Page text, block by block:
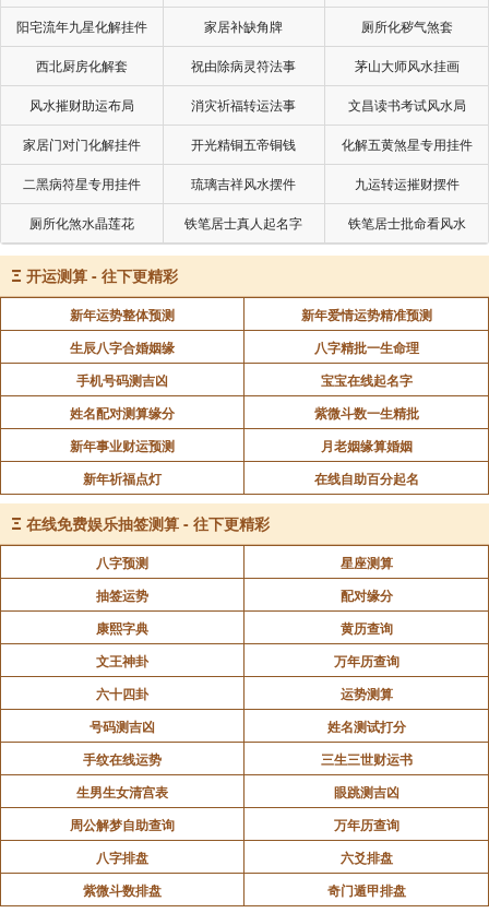
较具体、细致的答案，甚至可以描述事件发生的时间、
地点、人物等细节。
八字： 侧重于预测人生的整体命运和长期趋势，包
括性格、事业、财运、婚姻、健康等方面。八字预测能
够揭示一个人的先天禀赋、人生轨迹，以及在不同阶段
的运势吉凶。
2、推演方法不同
六爻： 通过摇卦的方式获取信息。摇卦具有一定的
随机性，每次摇出的卦象都可能不同，因此六爻预测具
有一定的灵活性和动态性。
八字： 通过排盘的方式获取信息。八字排盘是固定
的，一个人的八字在出生时就已确定，不会改变，因此
八字预测具有一定的稳定性和静态性。
3、信息提取方式不同
六爻： 主要通过卦爻辞、五行生克、六亲关系等来
提取信息。六爻预测注重卦象的整体分析，以及各个爻
之间的相互作用。
八字： 主要通过十神、格局、用神等来提取信息。
八字预测注重日主的强弱、五行的平衡，以及大运流年
对八字的影响。
4、信息量与复杂程度不同
阳宅流年九星化解挂件 家居补缺角牌 厕所化秽气煞套
西北厨房化解套 祝由除病灵符法事 茅山大师风水挂画
风水摧财助运布局 消灾祈福转运法事 文昌读书考试风水局
家居门对门化解挂件 开光精铜五帝铜钱 化解五黄煞星专用挂件
二黑病符星专用挂件 琉璃吉祥风水摆件 九运转运摧财摆件
厕所化煞水晶莲花 铁笔居士真人起名字 铁笔居士批命看风水
Ξ 开运测算 - 往下更精彩
新年运势整体预测
新年爱情运势精准预测
生辰八字合婚姻缘
八字精批一生命理
手机号码测吉凶
宝宝在线起名字
姓名配对测算缘分
紫微斗数一生精批
新年事业财运预测
月老姻缘算婚姻
新年祈福点灯
在线自助百分起名
Ξ 在线免费娱乐抽签测算 - 往下更精彩
八字预测
星座测算
抽签运势
配对缘分
康熙字典
黄历查询
文王神卦
万年历查询
六十四卦
运势测算
号码测吉凶
姓名测试打分
手纹在线运势
三生三世财运书
生男生女清宫表
眼跳测吉凶
周公解梦自助查询
万年历查询
八字排盘
六爻排盘
紫微斗数排盘
奇门遁甲排盘